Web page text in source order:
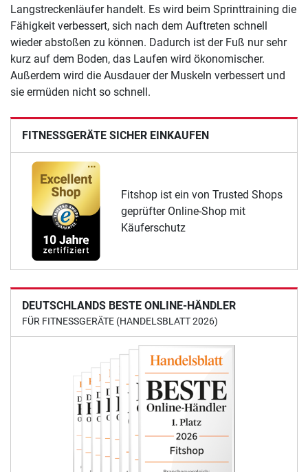
FITNESSGERÄTE SICHER EINKAUFEN
Fitshop ist ein von Trusted Shops
geprüfter Online-Shop mit
Käuferschutz
DEUTSCHLANDS BESTE ONLINE-HÄNDLER
FÜR FITNESSGERÄTE (HANDELSBLATT 2026)
Langstreckenläufer handelt. Es wird beim Sprinttraining die
Fähigkeit verbessert, sich nach dem Auftreten schnell
wieder abstoßen zu können. Dadurch ist der Fuß nur sehr
kurz auf dem Boden, das Laufen wird ökonomischer.
Außerdem wird die Ausdauer der Muskeln verbessert und
sie ermüden nicht so schnell.